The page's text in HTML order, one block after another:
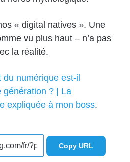
« digital natives ». Une
vu plus haut – n’a pas
la réalité.
numérique est-il
génération ? | La
expliquée à mon boss.
Copy URL